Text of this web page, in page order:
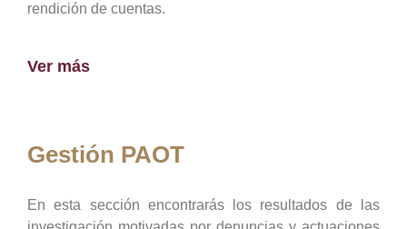
rendición de cuentas.
Ver más
Gestión PAOT
En esta sección encontrarás los resultados de las